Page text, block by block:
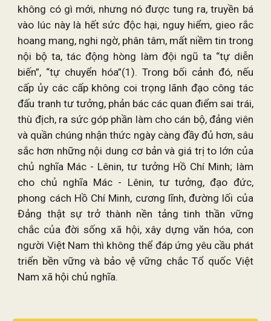
không có gì mới, nhưng nó được tung ra, truyền bá
vào lúc này là hết sức độc hại, nguy hiểm, gieo rắc
hoang mang, nghi ngờ, phân tâm, mất niềm tin trong
nội bộ ta, tác động hòng làm đội ngũ ta “tự diễn
biến”, “tự chuyển hóa”(1). Trong bối cảnh đó, nếu
cấp ủy các cấp không coi trọng lãnh đạo công tác
đấu tranh tư tưởng, phản bác các quan điểm sai trái,
thù địch, ra sức góp phần làm cho cán bộ, đảng viên
và quần chúng nhận thức ngày càng đầy đủ hơn, sâu
sắc hơn những nội dung cơ bản và giá trị to lớn của
chủ nghĩa Mác - Lênin, tư tưởng Hồ Chí Minh; làm
cho chủ nghĩa Mác - Lênin, tư tưởng, đạo đức,
phong cách Hồ Chí Minh, cương lĩnh, đường lối của
Đảng thật sự trở thành nền tảng tinh thần vững
chắc của đời sống xã hội, xây dựng văn hóa, con
người Việt Nam thì không thể đáp ứng yêu cầu phát
triển bền vững và bảo vệ vững chắc Tổ quốc Việt
Nam xã hội chủ nghĩa.